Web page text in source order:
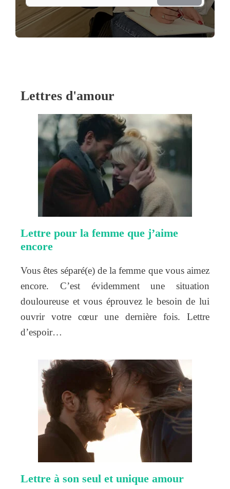
Lettres d'amour
Lettre pour la femme que j’aime
encore
Vous êtes séparé(e) de la femme que vous aimez
encore. C’est évidemment une situation
douloureuse et vous éprouvez le besoin de lui
ouvrir votre cœur une dernière fois. Lettre
d’espoir…
Lettre à son seul et unique amour